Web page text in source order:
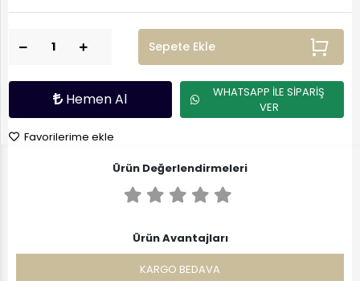
Sepete Ekle
Hemen Al
WHATSAPP İLE SİPARİŞ
VER
Favorilerime ekle
Ürün Değerlendirmeleri
Ürün Avantajları
KARGO BEDAVA